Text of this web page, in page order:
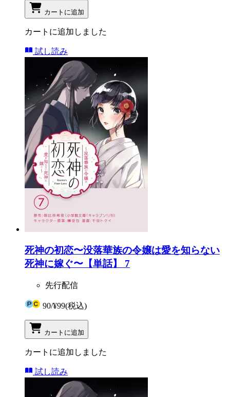
カートに追加
カートに追加しました
試し読み
死神の初恋〜没落華族の令嬢は愛を知らない
死神に嫁ぐ〜【単話】 7
先行配信
90/¥99(税込)
カートに追加
カートに追加しました
試し読み